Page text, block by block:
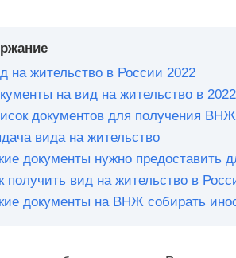
на жительство в России 2022
на вид на жительство в
документов для получения
вида на жительство
документы нужно предоставить
получить вид на жительство в
документы на ВНЖ собирать